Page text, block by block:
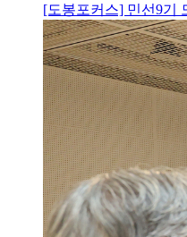
[도봉포커스] 민선9기